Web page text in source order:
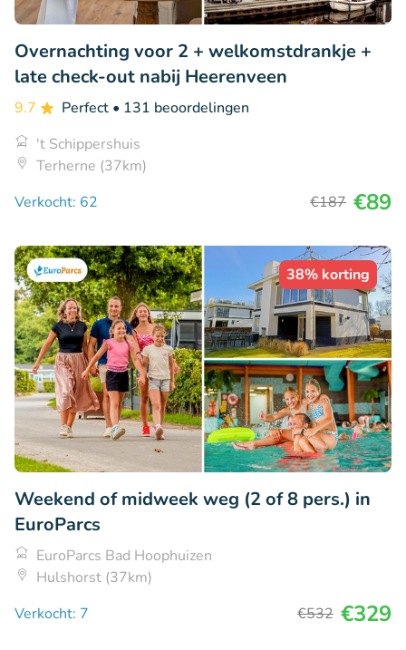
Overnachting voor 2 + welkomstdrankje +
late check-out nabij Heerenveen
9.7 Perfect • 131 beoordelingen
't Schippershuis
Terherne (37km)
Verkocht: 62
€187 €89
38% korting
Weekend of midweek weg (2 of 8 pers.) in
EuroParcs
EuroParcs Bad Hoophuizen
Hulshorst (37km)
Verkocht: 7
€532 €329